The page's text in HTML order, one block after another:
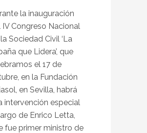
la inauguración
IV Congreso Nacional
Sociedad Civil ‘La
que Lidera’, que
el 17 de
en la Fundación
en Sevilla, habrá
intervención especial
de Enrico Letta,
fue primer ministro de